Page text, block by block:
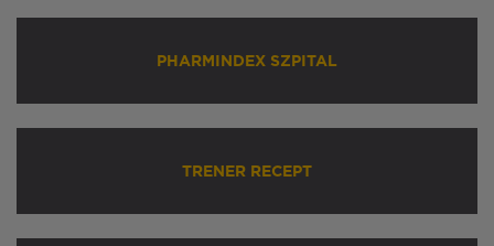
PHARMINDEX SZPITAL
TRENER RECEPT